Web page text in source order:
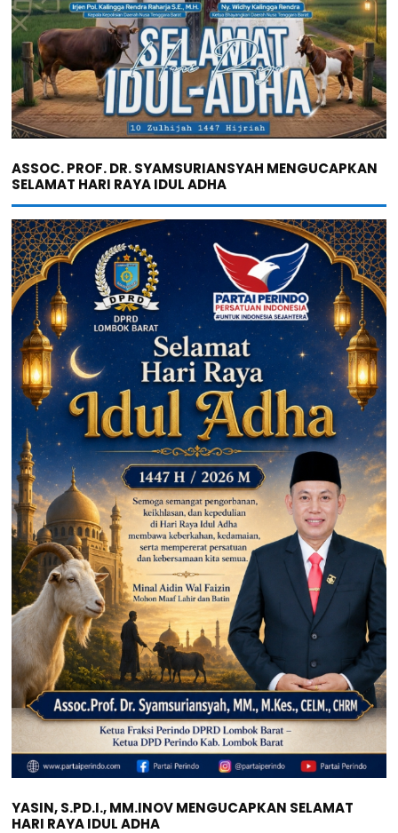
ASSOC. PROF. DR. SYAMSURIANSYAH MENGUCAPKAN
SELAMAT HARI RAYA IDUL ADHA
YASIN, S.PD.I., MM.INOV MENGUCAPKAN SELAMAT
HARI RAYA IDUL ADHA